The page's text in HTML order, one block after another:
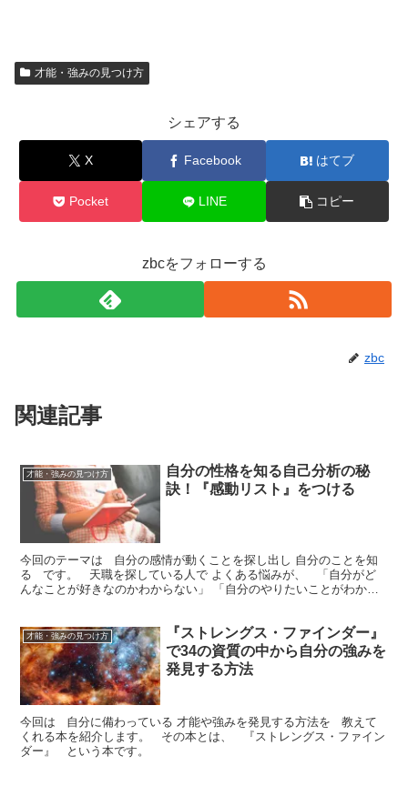
ド
ウ
で
)
才能・強みの見つけ方
シェアする
X Facebook はてブ
Pocket LINE コピー
zbcをフォローする
zbc
関連記事
才能・強みの見つけ方
自分の性格を知る自己分析の秘
訣！『感動リスト』をつける
今回のテーマは 自分の感情が動くことを探し出し 自分のことを知
る です。 天職を探している人で よくある悩みが、 「自分がど
んなことが好きなのかわからない」 「自分のやりたいことがわから
才能・強みの見つけ方
『ストレングス・ファインダー』
で34の資質の中から自分の強みを
発見する方法
今回は 自分に備わっている 才能や強みを発見する方法を 教えて
くれる本を紹介します。 その本とは、 『ストレングス・ファイン
ダー』 という本です。